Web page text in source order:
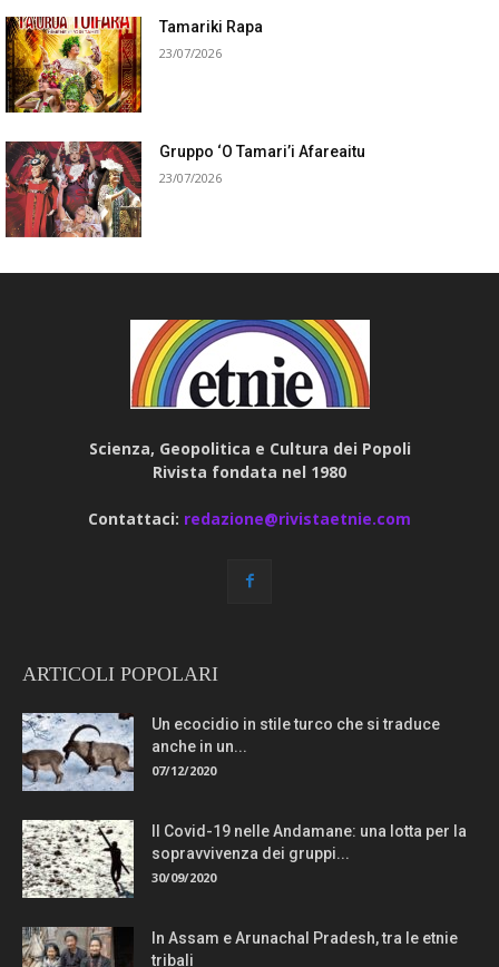
Tamariki Rapa
23/07/2026
Gruppo ‘O Tamari’i Afareaitu
23/07/2026
Scienza, Geopolitica e Cultura dei Popoli
Rivista fondata nel 1980
Contattaci: redazione@rivistaetnie.com
ARTICOLI POPOLARI
Un ecocidio in stile turco che si traduce
anche in un...
07/12/2020
Il Covid-19 nelle Andamane: una lotta per la
sopravvivenza dei gruppi...
30/09/2020
In Assam e Arunachal Pradesh, tra le etnie
tribali